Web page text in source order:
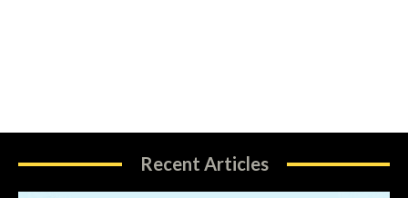
Recent Articles